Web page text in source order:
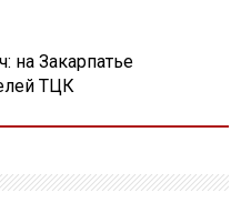
на Закарпатье
ТЦК